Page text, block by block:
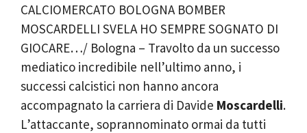
CALCIOMERCATO BOLOGNA BOMBER
MOSCARDELLI SVELA HO SEMPRE SOGNATO DI
GIOCARE…/ Bologna – Travolto da un successo
mediatico incredibile nell’ultimo anno, i
successi calcistici non hanno ancora
accompagnato la carriera di Davide Moscardelli.
L’attaccante, soprannominato ormai da tutti